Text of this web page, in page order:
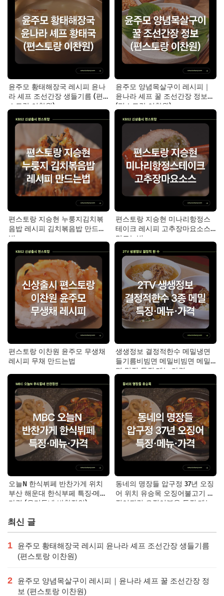
윤주모 황태해장국 레시피 윤나
라 셰프 조선간장 생들기름 (편
스토랑 이찬원)
윤주모 양념목살구이 레시피｜
윤나라 셰프 꿀 조선간장 정보
(편스토랑 이찬원)
편스토랑 지승현 누룽지김치볶
음밥 레시피 김치볶음밥 만드는
법
편스토랑 지승현 미나리항정스
테이크 레시피 고추장마요소스
만드는법
편스토랑 이찬원 윤주모 무생채
레시피 무채 만드는법
생생정보 결정적한수 메밀냉면
들기름비빔면 메밀비빔면 메밀
면 맛집 특징·메뉴·가격
오늘N 한식뷔페 반찬가게 위치
부산 해운대 한식부페 특징·메뉴·
가격 (우리동네 반찬장인)
동네의 명장들 압구정 37년 오징
어 위치 유승목 오징어불고기 오
징어튀김 오징어볶음 특징·메뉴·
최신 글
1
윤주모 황태해장국 레시피 윤나라 셰프 조선간장 생들기름
(편스토랑 이찬원)
2
윤주모 양념목살구이 레시피｜윤나라 셰프 꿀 조선간장 정
보 (편스토랑 이찬원)